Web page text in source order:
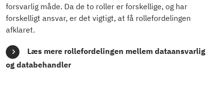
forsvarlig måde. Da de to roller er forskellige, og har
forskelligt ansvar, er det vigtigt, at få rollefordelingen
afklaret.
Læs mere rollefordelingen mellem dataansvarlig
og databehandler